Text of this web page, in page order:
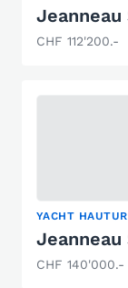
CHF 112'200.-
YACHT
CHF 140'000.-